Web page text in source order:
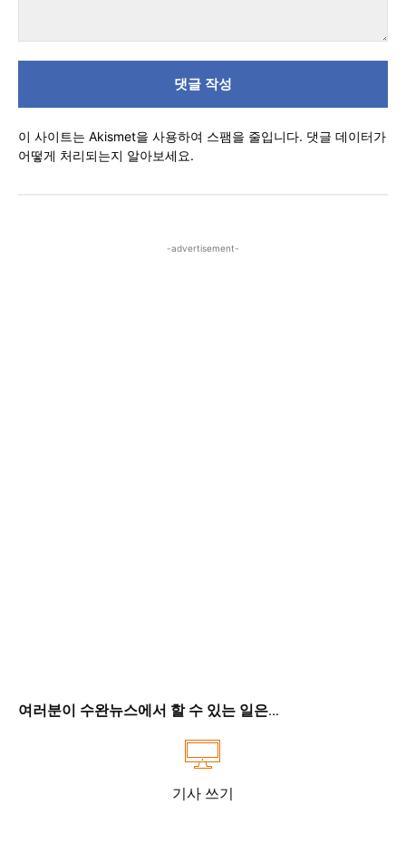
이 사이트는 Akismet을 사용하여 스팸을 줄입니다. 댓글 데이터가
어떻게 처리되는지 알아보세요.
-advertisement-
여러분이 수완뉴스에서 할 수 있는 일은...
기사 쓰기